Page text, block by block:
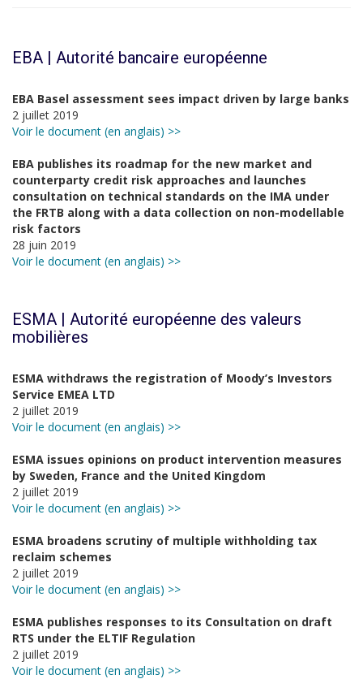
EBA | Autorité bancaire européenne
EBA Basel assessment sees impact driven by large banks
2 juillet 2019
Voir le document (en anglais) >>
EBA publishes its roadmap for the new market and
counterparty credit risk approaches and launches
consultation on technical standards on the IMA under
the FRTB along with a data collection on non-modellable
risk factors
28 juin 2019
Voir le document (en anglais) >>
ESMA | Autorité européenne des valeurs
mobilières
ESMA withdraws the registration of Moody’s Investors
Service EMEA LTD
2 juillet 2019
Voir le document (en anglais) >>
ESMA issues opinions on product intervention measures
by Sweden, France and the United Kingdom
2 juillet 2019
Voir le document (en anglais) >>
ESMA broadens scrutiny of multiple withholding tax
reclaim schemes
2 juillet 2019
Voir le document (en anglais) >>
ESMA publishes responses to its Consultation on draft
RTS under the ELTIF Regulation
2 juillet 2019
Voir le document (en anglais) >>